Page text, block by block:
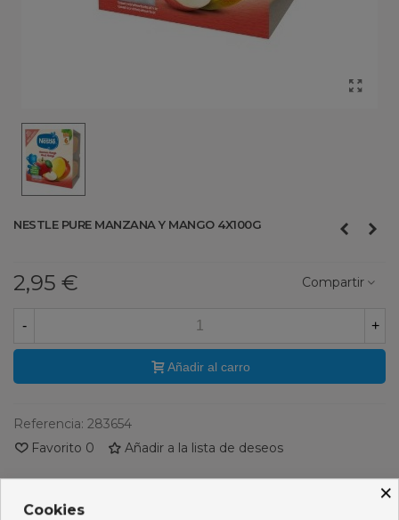
NESTLE PURE MANZANA Y MANGO 4X100G
2,95 € Compartir
- +
Añadir al carro
Referencia: 283654
Favorito 0 Añadir a la lista de deseos
×
Cookies